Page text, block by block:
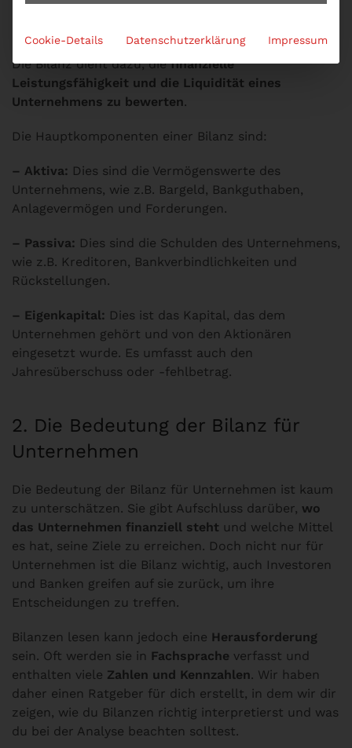
Die Bilanz dient dazu, diefinanzielle
Leistungsfähigkeit und die Liquidität eines
Unternehmens zu bewerten.
Die Hauptkomponenten einer Bilanz sind:
– Aktiva: Dies sind die Vermögenswerte des
Unternehmens, wie z.B. Bargeld, Bankguthaben,
Anlagevermögen und Forderungen.
– Passiva: Dies sind die Schulden des Unternehmens,
wie z.B. Kreditoren, Bankverbindlichkeiten und
Rückstellungen.
– Eigenkapital: Dies ist das Kapital, das dem
Unternehmen gehört und von den Aktionären
eingesetzt wurde. Es umfasst auch den
Jahresüberschuss oder -fehlbetrag.
2. Die Bedeutung der Bilanz für
Unternehmen
Die Bedeutung der Bilanz für Unternehmen ist kaum
zu unterschätzen. Sie gibt Aufschluss darüber, wo
das Unternehmen finanziell steht und welche Mittel
es hat, seine Ziele zu erreichen. Doch nicht nur für
Unternehmen ist die Bilanz wichtig, auch Investoren
und Banken greifen auf sie zurück, um ihre
Entscheidungen zu treffen.
Bilanzen lesen kann jedoch eine Herausforderung
sein. Oft werden sie in Fachsprache verfasst und
enthalten viele Zahlen und Kennzahlen. Wir haben
daher einen Ratgeber für dich erstellt, in dem wir dir
zeigen, wie du Bilanzen richtig interpretierst und was
du bei der Analyse beachten solltest.
Cookie-Details Datenschutzerklärung Impressum